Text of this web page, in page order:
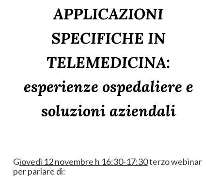
APPLICAZIONI
SPECIFICHE IN
TELEMEDICINA:
esperienze ospedaliere e
soluzioni aziendali
Giovedì 12 novembre h 16:30-17:30terzo webinar
per parlare di: